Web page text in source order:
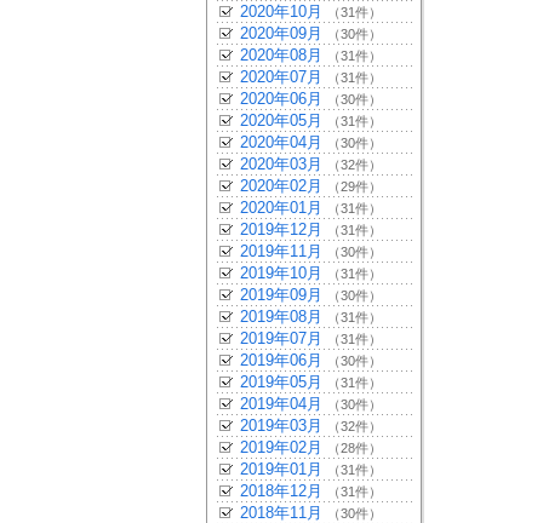
2020年10月 （31件）
2020年09月 （30件）
2020年08月 （31件）
2020年07月 （31件）
2020年06月 （30件）
2020年05月 （31件）
2020年04月 （30件）
2020年03月 （32件）
2020年02月 （29件）
2020年01月 （31件）
2019年12月 （31件）
2019年11月 （30件）
2019年10月 （31件）
2019年09月 （30件）
2019年08月 （31件）
2019年07月 （31件）
2019年06月 （30件）
2019年05月 （31件）
2019年04月 （30件）
2019年03月 （32件）
2019年02月 （28件）
2019年01月 （31件）
2018年12月 （31件）
2018年11月 （30件）